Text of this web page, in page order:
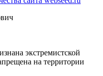
экстремистской
на территории